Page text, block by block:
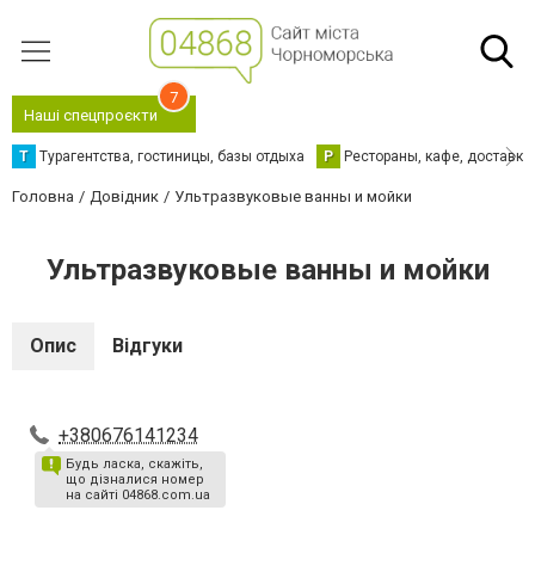
Наші спецпроєкти
7
Т Турагентства, гостиницы, базы отдыха Р Рестораны, кафе,
Головна Довідник Ультразвуковые ванны и мойки
Ультразвуковые ванны и мойки
Опис Відгуки
+380676141234
Будь ласка, скажіть,
що дізналися номер
на сайті 04868.com.ua